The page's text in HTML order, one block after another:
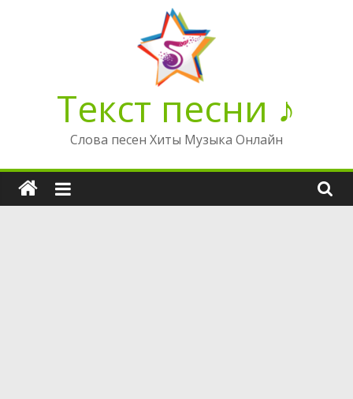
Текст песни ♪
Слова песен Хиты Музыка Онлайн